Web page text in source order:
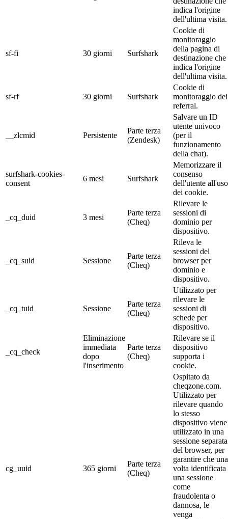
indica l'origine
dell'ultima visita.
sf-fi 30 giorni Surfshark
Cookie di
monitoraggio
della pagina di
destinazione che
indica l'origine
dell'ultima visita.
sf-rf 30 giorni Surfshark
Cookie di
monitoraggio dei
referral.
__zlcmid Persistente
Parte terza
(Zendesk)
Salvare un ID
utente univoco
(per il
funzionamento
della chat).
surfshark-cookies-
consent
6 mesi Surfshark
Memorizzare il
consenso
dell'utente all'uso
dei cookie.
_cq_duid 3 mesi
Parte terza
(Cheq)
Rilevare le
sessioni di
dominio per
dispositivo.
_cq_suid Sessione
Parte terza
(Cheq)
Rileva le
sessioni del
browser per
dominio e
dispositivo.
_cq_tuid Sessione
Parte terza
(Cheq)
Utilizzato per
rilevare le
sessioni di
schede per
dispositivo.
_cq_check
Eliminazione
immediata
dopo
l'inserimento
Parte terza
(Cheq)
Rilevare se il
dispositivo
supporta i
cookie.
cg_uuid 365 giorni
Parte terza
(Cheq)
Ospitato da
cheqzone.com.
Utilizzato per
rilevare quando
lo stesso
dispositivo viene
utilizzato in una
sessione separata
del browser, per
garantire che una
volta identificata
una sessione
come
fraudolenta o
dannosa, le
venga